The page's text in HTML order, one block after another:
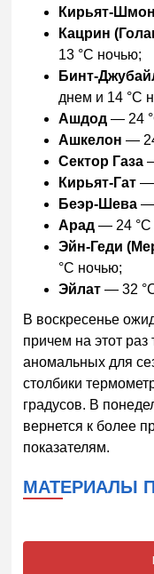
Кирьят-
Кацрин
13 °C ночью;
Бинт-
днем и 14 °C
Ашдод — 24
Ашкелон —
Сектор Газа
Кирьят-Гат —
Беэр-Шева —
Арад — 24 °C
Эйн-Геди
°C ночью;
Эйлат — 32
В воскресенье
причем на этот
аномальных для
столбики
градусов. В
вернется к более
показателям.
МАТЕРИАЛЫ